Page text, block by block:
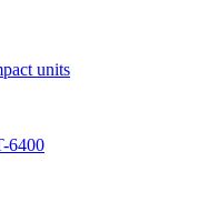
units
6400